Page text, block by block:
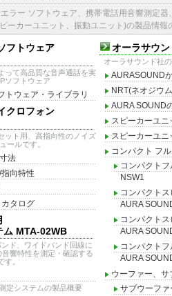
ラー ソフトウェア、携帯電話用音響測定
ーカーユニット、振動ユニット)の製品情報
フトウェア
て高品質な音声通話を実
ソフトウェア
トウェア・ライブラリ
クロフォン
ット用、高指向性のノイズ
ールです。
法
向特性
タログ
ム MTA-02WB
ド、ワイドバンド回線に
響特性を測定・確認する
。
定システムの製品概要
オーラサウ
オーラサウンド社
AURASOUND
NRT(ネオジウ
AURA SOUND
スピーカーユ
スピーカーユ
コンパクト フ
コンパクト
NSW1
コンパクト
AURA
コンパクト
AURA
コンパクト
AURA
ウーファー、
サブウーフ